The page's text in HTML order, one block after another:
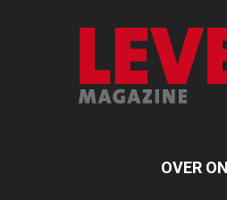
OVER